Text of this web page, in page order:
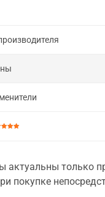
актуальны только
покупке